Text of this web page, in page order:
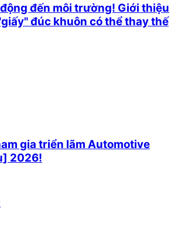
đến môi trường! Giới thiệu
đúc khuôn có thể thay thế
gia triển lãm Automotive
2026!